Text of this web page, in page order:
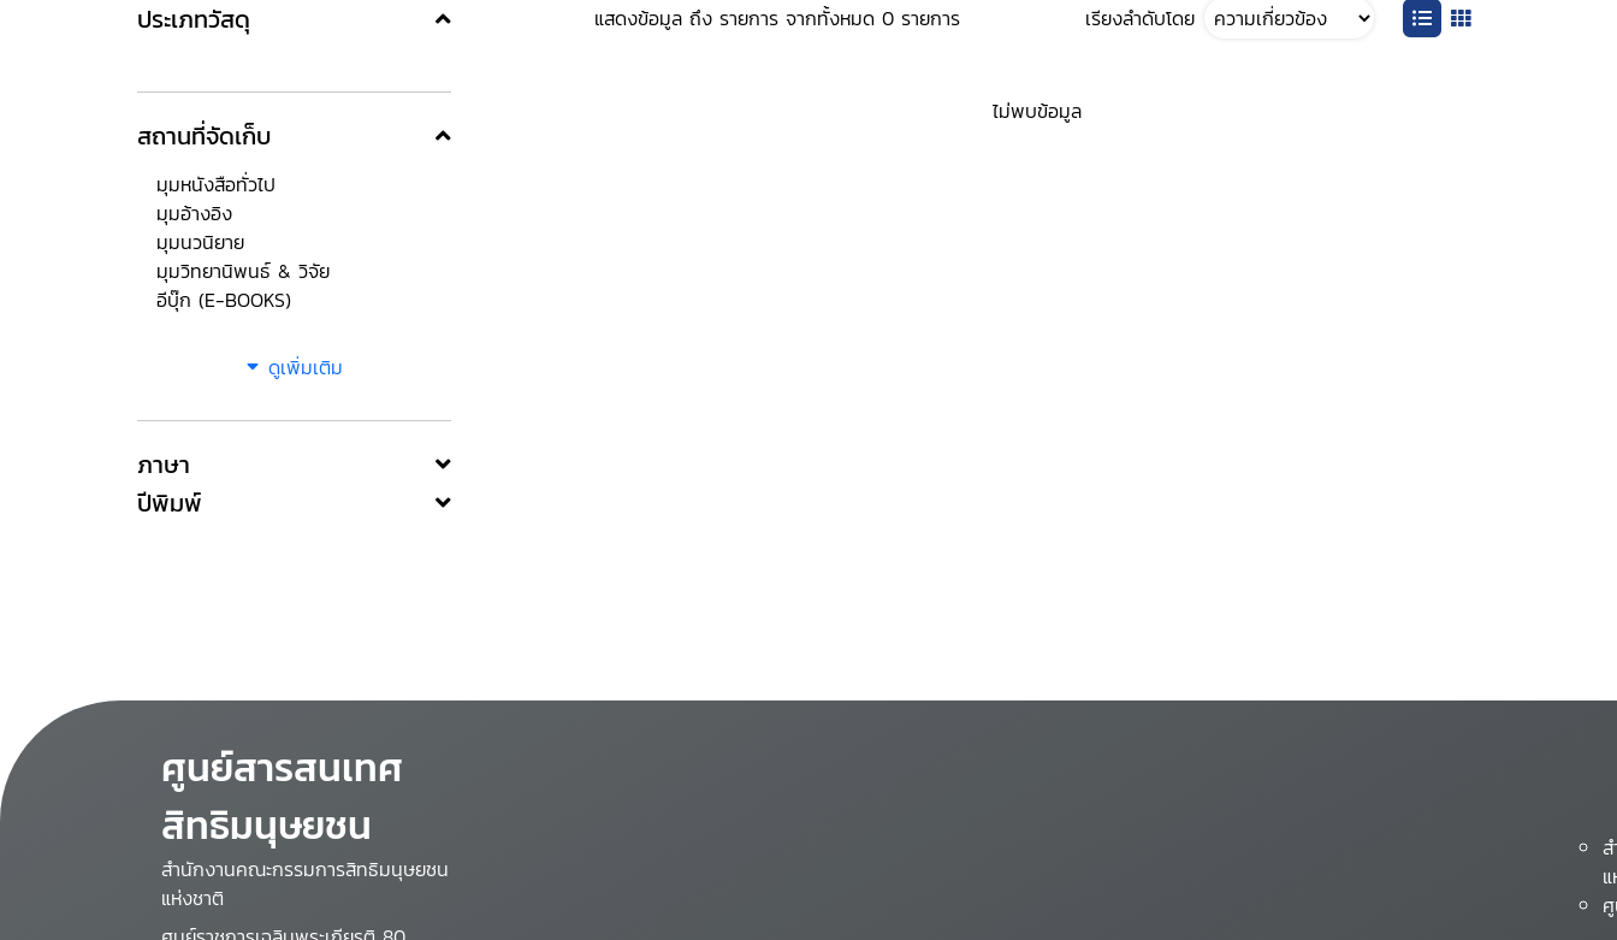
ประเภทวัสดุ
สถานที่จัดเก็บ
มุมหนังสือทั่วไป
มุมอ้างอิง
มุมนวนิยาย
มุมวิทยานิพนธ์ & วิจัย
อีบุ๊ก (E-BOOKS)
ดูเพิ่มเติม
ภาษา
ปีพิมพ์
แสดงข้อมูล ถึง รายการ จากทั้งหมด 0 รายการ เรียงลำดับโดย
ไม่พบข้อมูล
ศูนย์สารสนเทศ
สิทธิมนุษยชน
สำนักงานคณะกรรมการสิทธิมนุษยชน
แห่งชาติ